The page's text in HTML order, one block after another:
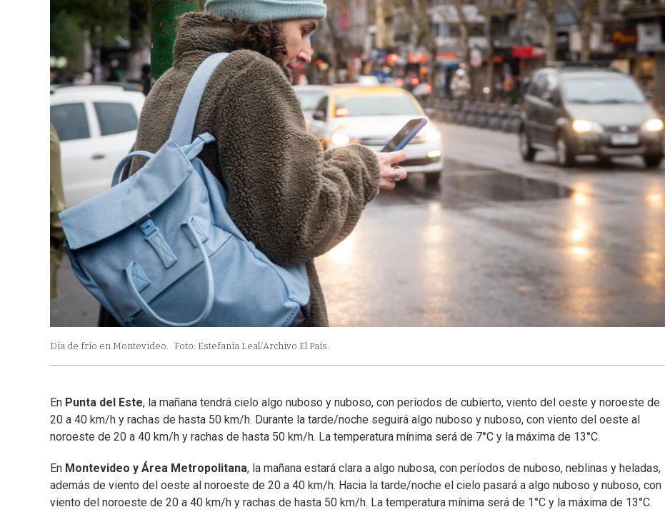
Día de frío en Montevideo. Foto: Estefanía Leal/Archivo El País.
En Punta del Este, la mañana tendrá cielo algo nuboso y nuboso, con períodos de cubierto, viento del oeste y noroeste de
20 a 40 km/h y rachas de hasta 50 km/h. Durante la tarde/noche seguirá algo nuboso y nuboso, con viento del oeste al
noroeste de 20 a 40 km/h y rachas de hasta 50 km/h. La temperatura mínima será de 7°C y la máxima de 13°C.
En Montevideo y Área Metropolitana, la mañana estará clara a algo nubosa, con períodos de nuboso, neblinas y heladas,
además de viento del oeste al noroeste de 20 a 40 km/h. Hacia la tarde/noche el cielo pasará a algo nuboso y nuboso, con
viento del noroeste de 20 a 40 km/h y rachas de hasta 50 km/h. La temperatura mínima será de 1°C y la máxima de 13°C.